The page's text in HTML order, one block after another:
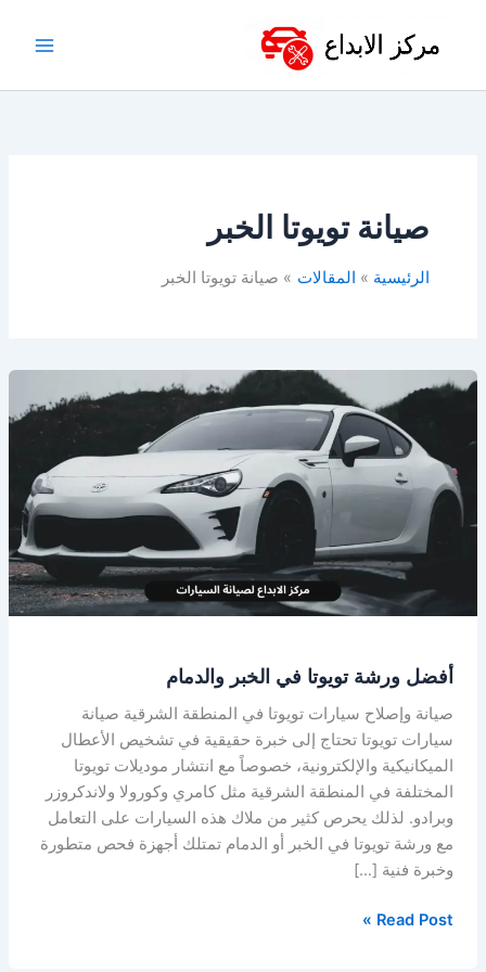
صيانة تويوتا الخبر
الرئيسية المقالات صيانة تويوتا الخبر
أفضل ورشة تويوتا في الخبر والدمام
صيانة وإصلاح سيارات تويوتا في المنطقة الشرقية صيانة
سيارات تويوتا تحتاج إلى خبرة حقيقية في تشخيص الأعطال
الميكانيكية والإلكترونية، خصوصاً مع انتشار موديلات تويوتا
المختلفة في المنطقة الشرقية مثل كامري وكورولا ولاندكروزر
وبرادو. لذلك يحرص كثير من ملاك هذه السيارات على التعامل
مع ورشة تويوتا في الخبر أو الدمام تمتلك أجهزة فحص متطورة
وخبرة فنية […]
أفضل
في
الخبر
والدمام
Read Post »